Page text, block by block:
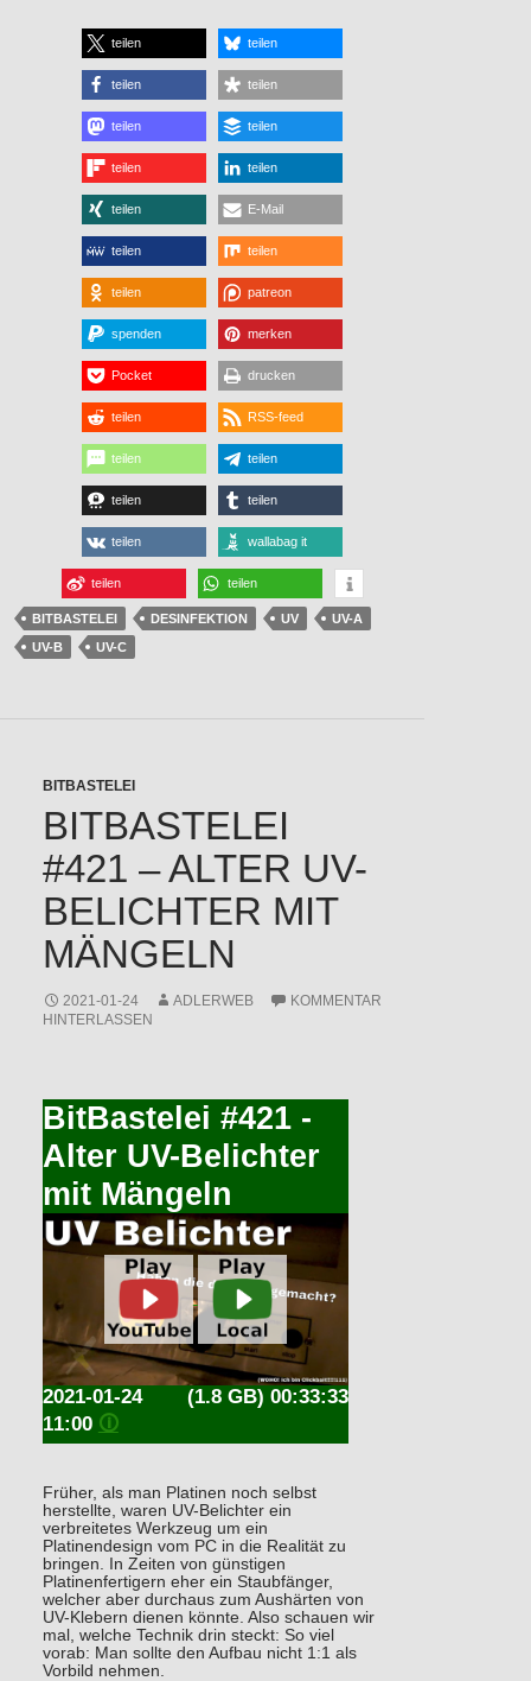
teilen teilen
teilen teilen
teilen teilen
teilen teilen
teilen E-Mail
teilen teilen
teilen patreon
spenden merken
Pocket drucken
teilen RSS-feed
teilen teilen
teilen teilen
teilen wallabag it
teilen teilen
BITBASTELEI DESINFEKTION UV
UV-A
UV-B
UV-C
BITBASTELEI
BITBASTELEI
#421 – ALTER UV-
BELICHTER MIT
MÄNGELN
2021-01-24 ADLERWEB
KOMMENTAR
HINTERLASSEN
BitBastelei #421 -
Alter UV-Belichter
mit Mängeln
(1.8 GB) 00:33:33
2021-01-24
11:00 🛈
Früher, als man Platinen noch selbst
herstellte, waren UV-Belichter ein
verbreitetes Werkzeug um ein
Platinendesign vom PC in die Realität zu
bringen. In Zeiten von günstigen
Platinenfertigern eher ein Staubfänger,
welcher aber durchaus zum Aushärten von
UV-Klebern dienen könnte. Also schauen wir
mal, welche Technik drin steckt: So viel
vorab: Man sollte den Aufbau nicht 1:1 als
Vorbild nehmen.